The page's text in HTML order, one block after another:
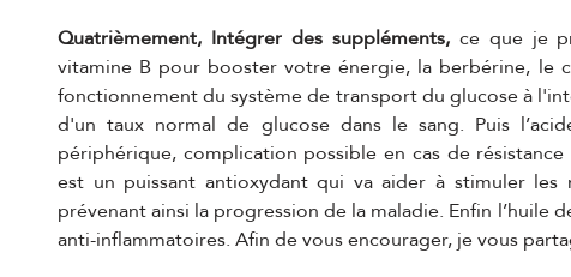
Quatrièmement, Intégrer des suppléments, ce que je
vitamine B pour booster votre énergie, la berbérine, le
fonctionnement du système de transport du glucose à
d'un taux normal de glucose dans le sang. Puis
périphérique, complication possible en cas de
est un puissant antioxydant qui va aider à stimuler
prévenant ainsi la progression de la maladie. Enfin l’huile
anti-inflammatoires. Afin de vous encourager, je vous